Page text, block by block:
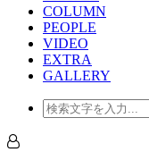
COLUMN
PEOPLE
VIDEO
EXTRA
GALLERY